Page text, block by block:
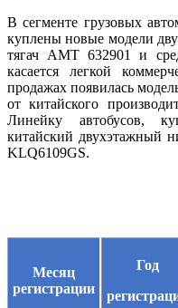
В сегменте грузовых
куплены новые модели
тягач AMT 632901 и
касается легкой
продажах появилась
от китайского
Линейку автобусов,
китайский двухэтажный
KLQ6109GS.
Месяц
регистрации
Год